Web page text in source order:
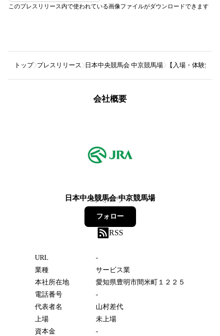
このプレスリリース内で使われている画像ファイルがダウンロードできます
トップ プレスリリース 日本中央競馬会 中京競馬場 【入場・体験無
会社概要
日本中央競馬会 中京競馬場
0フォロワー
フォロー
RSS
URL
-
業種
サービス業
本社所在地
愛知県豊明市間米町１２２５
電話番号
-
代表者名
山村差代
上場
未上場
資本金
-